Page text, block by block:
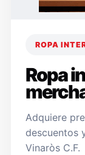
ROPA
Ropa
Adquiere
descuentos
Vinaròs C.F.